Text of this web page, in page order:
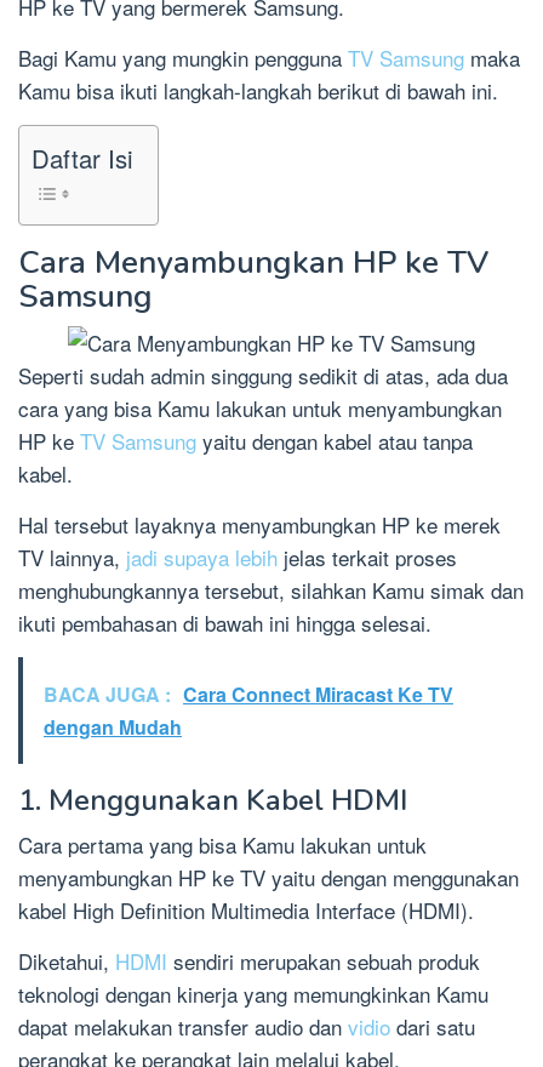
HP ke TV yang bermerek Samsung.
Bagi Kamu yang mungkin pengguna TV Samsung maka
Kamu bisa ikuti langkah-langkah berikut di bawah ini.
Daftar Isi
Cara Menyambungkan HP ke TV
Samsung
Seperti sudah admin singgung sedikit di atas, ada dua
cara yang bisa Kamu lakukan untuk menyambungkan
HP ke TV Samsung yaitu dengan kabel atau tanpa
kabel.
Hal tersebut layaknya menyambungkan HP ke merek
TV lainnya, jadi supaya lebih jelas terkait proses
menghubungkannya tersebut, silahkan Kamu simak dan
ikuti pembahasan di bawah ini hingga selesai.
BACA JUGA : Cara Connect Miracast Ke TV
dengan Mudah
1. Menggunakan Kabel HDMI
Cara pertama yang bisa Kamu lakukan untuk
menyambungkan HP ke TV yaitu dengan menggunakan
kabel High Definition Multimedia Interface (HDMI).
Diketahui, HDMI sendiri merupakan sebuah produk
teknologi dengan kinerja yang memungkinkan Kamu
dapat melakukan transfer audio dan vidio dari satu
perangkat ke perangkat lain melalui kabel.